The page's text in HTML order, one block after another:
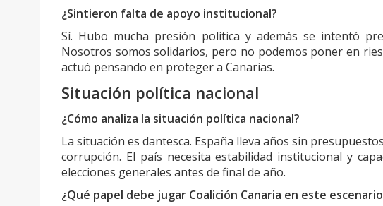
¿Sintieron falta de apoyo institucional?
Sí. Hubo mucha presión política y además se intentó
Nosotros somos solidarios, pero no podemos poner en
actuó pensando en proteger a Canarias.
Situación política nacional
¿Cómo analiza la situación política nacional?
La situación es dantesca. España lleva años sin
corrupción. El país necesita estabilidad institucional y
elecciones generales antes de final de año.
¿Qué papel debe jugar Coalición Canaria en este